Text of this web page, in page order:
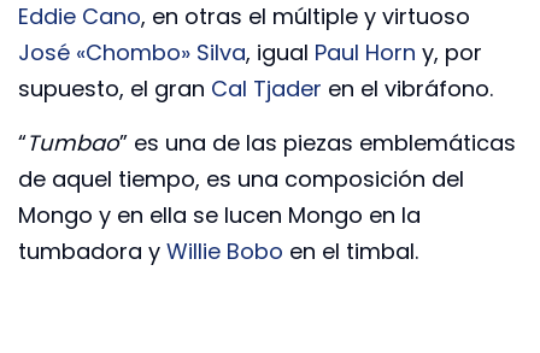
Eddie Cano, en otras el múltiple y virtuoso
José «Chombo» Silva, igual Paul Horn y, por
supuesto, el gran Cal Tjader en el vibráfono.
“Tumbao” es una de las piezas emblemáticas
de aquel tiempo, es una composición del
Mongo y en ella se lucen Mongo en la
tumbadora y Willie Bobo en el timbal.